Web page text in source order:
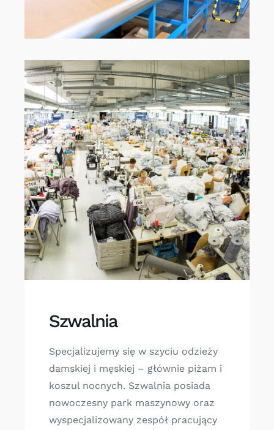
Szwalnia
Specjalizujemy się w szyciu odzieży
damskiej i męskiej – głównie piżam i
koszul nocnych. Szwalnia posiada
nowoczesny park maszynowy oraz
wyspecjalizowany zespół pracujący